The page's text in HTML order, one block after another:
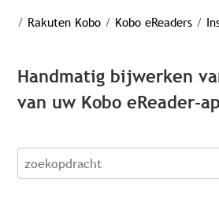
/ Rakuten Kobo / Kobo eReaders /
Handmatig bijwerken
van uw Kobo eReader-
zoekopdracht